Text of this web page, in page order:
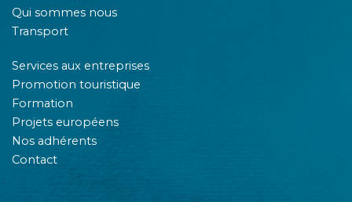
Qui sommes nous
Transport
Services aux entreprises
Promotion touristique
Formation
Projets européens
Nos adhérents
Contact